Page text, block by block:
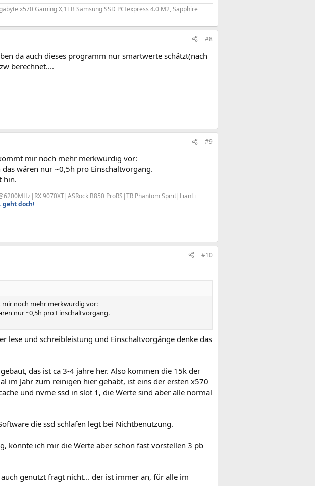
x570 Gaming X,1TB Samsung SSD PCIexpress 4.0 M2, Sapphire
#8
da auch dieses programm nur smartwerte schätzt(nach
berechnet....
#9
mir noch mehr merkwürdig vor:
wären nur ~0,5h pro Einschaltvorgang.
hin.
9070XT|ASRock B850 ProRS|TR Phantom Spirit|LianLi
geht doch!
#10
mir noch mehr merkwürdig vor:
nur ~0,5h pro Einschaltvorgang.
lese und schreibleistung und Einschaltvorgänge denke das
das ist ca 3-4 jahre her. Also kommen die 15k der
im Jahr zum reinigen hier gehabt, ist eins der ersten x570
und nvme ssd in slot 1, die Werte sind aber alle normal
die ssd schlafen legt bei Nichtbenutzung.
könnte ich mir die Werte aber schon fast vorstellen 3 pb
genutzt fragt nicht... der ist immer an, für alle im